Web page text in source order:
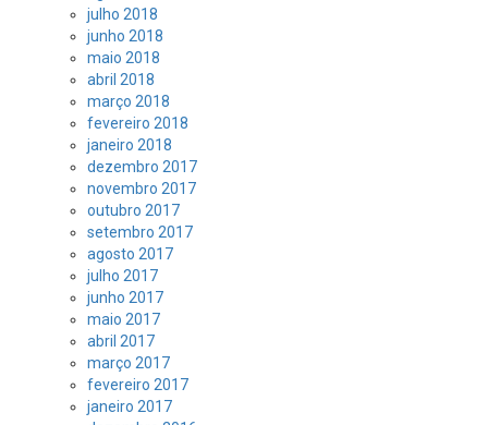
julho 2018
junho 2018
maio 2018
abril 2018
março 2018
fevereiro 2018
janeiro 2018
dezembro 2017
novembro 2017
outubro 2017
setembro 2017
agosto 2017
julho 2017
junho 2017
maio 2017
abril 2017
março 2017
fevereiro 2017
janeiro 2017